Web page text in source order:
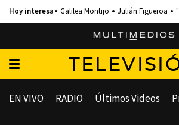
Galilea Montijo Julián Figueroa
EN VIVO RADIO Últimos Videos